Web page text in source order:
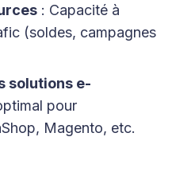
: Capacité à
(soldes, campagnes
solutions e-
pour
Magento, etc.